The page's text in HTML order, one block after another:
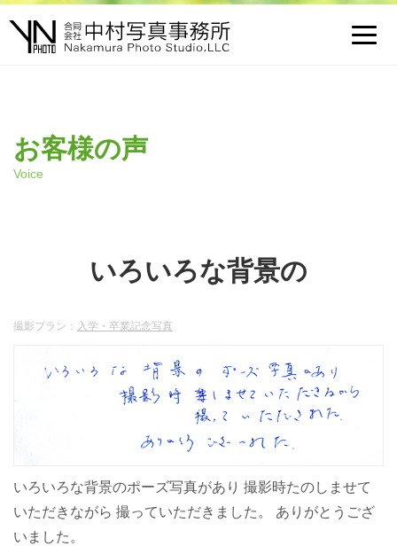
お客様の声
Voice
いろいろな背景の
撮影プラン： 入学・卒業記念写真
いろいろな背景のポーズ写真があり 撮影時たのしませて
いただきながら 撮っていただきました。 ありがとうござ
いました。